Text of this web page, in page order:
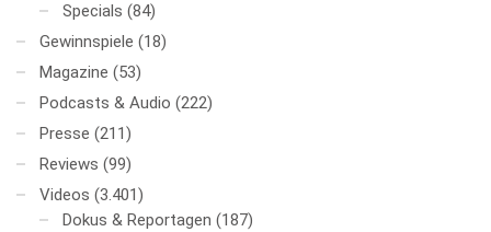
Specials (84)
Gewinnspiele (18)
Magazine (53)
Podcasts & Audio (222)
Presse (211)
Reviews (99)
Videos (3.401)
Dokus & Reportagen (187)